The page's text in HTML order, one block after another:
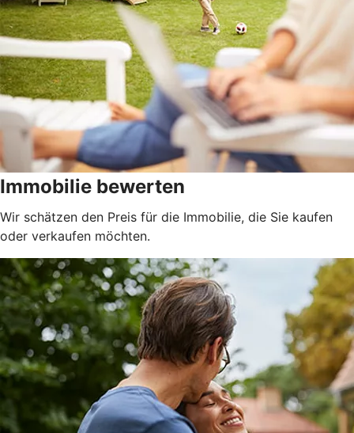
Immobilie bewerten
Wir schätzen den Preis für die Immobilie, die Sie kaufen
oder verkaufen möchten.